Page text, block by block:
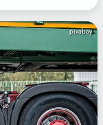
pixabay